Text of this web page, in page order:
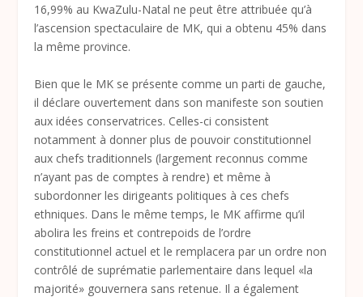
16,99% au KwaZulu-Natal ne peut être attribuée qu’à
l’ascension spectaculaire de MK, qui a obtenu 45% dans
la même province.
Bien que le MK se présente comme un parti de gauche,
il déclare ouvertement dans son manifeste son soutien
aux idées conservatrices. Celles-ci consistent
notamment à donner plus de pouvoir constitutionnel
aux chefs traditionnels (largement reconnus comme
n’ayant pas de comptes à rendre) et même à
subordonner les dirigeants politiques à ces chefs
ethniques. Dans le même temps, le MK affirme qu’il
abolira les freins et contrepoids de l’ordre
constitutionnel actuel et le remplacera par un ordre non
contrôlé de suprématie parlementaire dans lequel «la
majorité» gouvernera sans retenue. Il a également